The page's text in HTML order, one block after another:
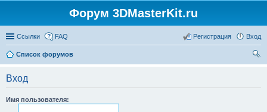
Форум 3DMasterKit.ru
Ссылки FAQ Вход
Регистрация
Список форумов
Вход
Имя пользователя: